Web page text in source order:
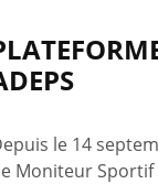
le 14
Moniteur